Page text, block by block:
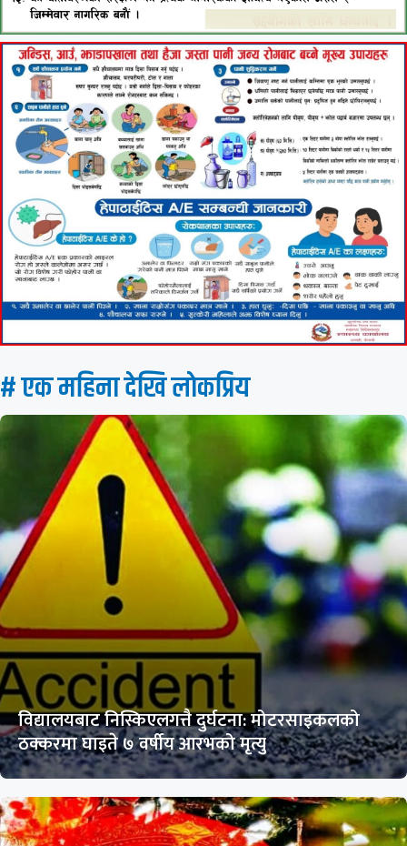
# एक महिना देखि लाेकप्रिय
विद्यालयबाट निस्किएलगत्तै दुर्घटना: मोटरसाइकलको
ठक्करमा घाइते ७ वर्षीय आरभको मृत्यु